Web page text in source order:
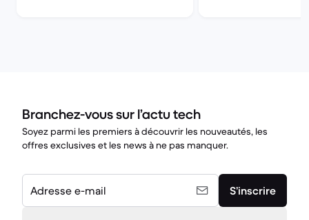
Branchez-vous sur l’actu tech
Soyez parmi les premiers à découvrir les nouveautés, les
offres exclusives et les news à ne pas manquer.
Adresse e-mail S’inscrire